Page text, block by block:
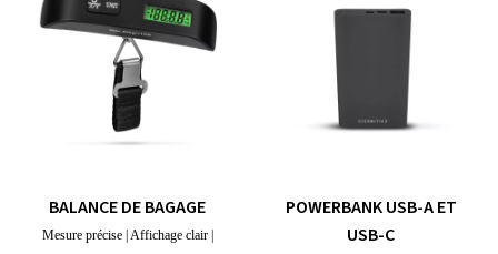
BALANCE DE BAGAGE
Mesure précise | Affichage clair |
POWERBANK USB-A ET
USB-C